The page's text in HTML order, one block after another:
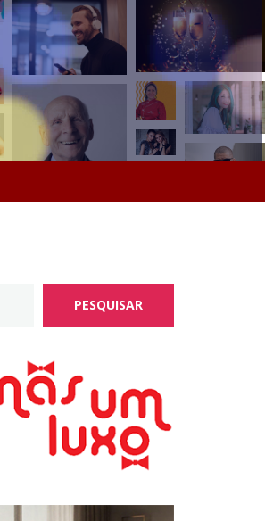
PESQUISAR